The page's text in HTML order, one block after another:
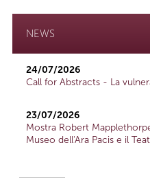
NEWS
24/07/2026
Call for Abstracts - La
23/07/2026
Mostra Robert
Museo dell'Ara Pacis e il